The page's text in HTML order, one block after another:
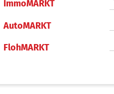
ImmoMARKT
AutoMARKT
FlohMARKT